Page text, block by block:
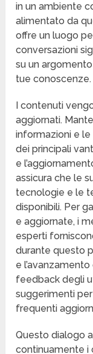
in un ambiente
alimentato da
offre un luogo
conversazioni
su un
tue conoscenze.
I contenuti
aggiornati.
informazioni e
dei principali
e
assicura che le
tecnologie e le
disponibili. Per
e aggiornate, i
esperti
durante questo
e
feedback degli
suggerimenti
frequenti
Questo dialogo
continuamente i